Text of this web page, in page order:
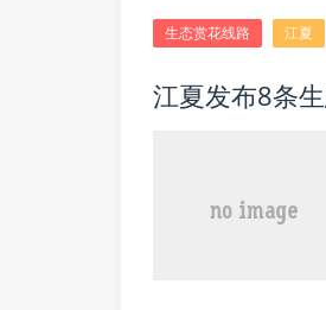
生态赏花线路 江夏
江夏发布8条